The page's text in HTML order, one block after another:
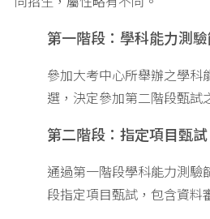
第一階段：學科能力測
參加大考中心所舉辦之學科
選，決定參加第二階段甄試
第二階段：指定項目甄試
通過第一階段學科能力測驗
段指定項目甄試，包含資料